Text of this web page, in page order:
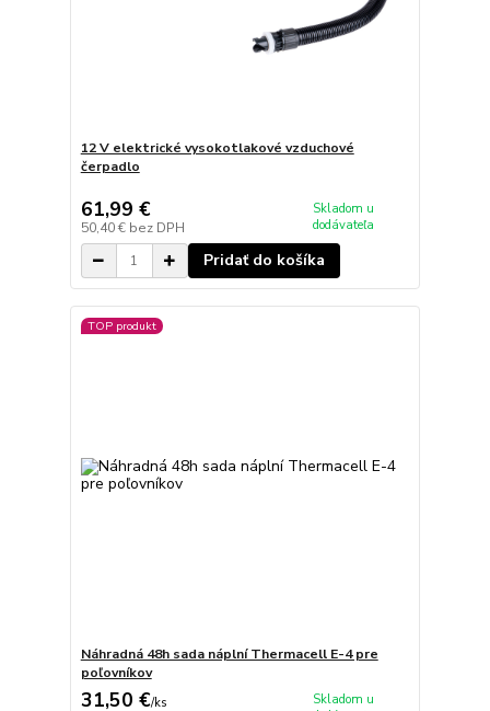
12 V elektrické vysokotlakové vzduchové
čerpadlo
61,99 €
50,40 € bez DPH
Skladom u
dodávateľa
Pridať do košíka
TOP produkt
Náhradná 48h sada náplní Thermacell E-4 pre
poľovníkov
31,50 €/ks
Skladom u